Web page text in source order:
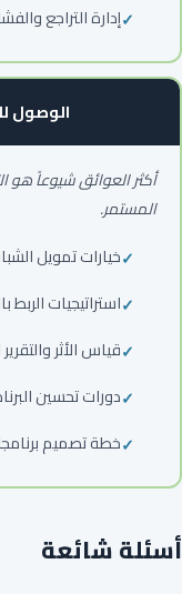
إدارة التراجع
الوصول
أكثر العوائق شيوعاً هو
المستمر.
خيارات تمويل
استراتيجيات الربط
قياس الأثر
دورات تحسين
خطة تصميم
أسئلة شائعة